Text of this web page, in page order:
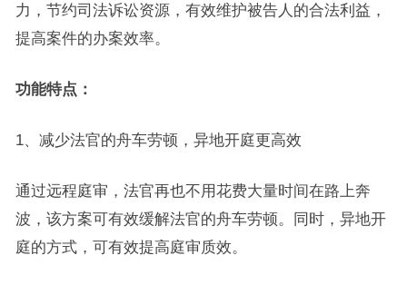
力，节约司法诉讼资源，有效维护被告人的合法利益，
提高案件的办案效率。
功能特点：
1、减少法官的舟车劳顿，异地开庭更高效
通过远程庭审，法官再也不用花费大量时间在路上奔
波，该方案可有效缓解法官的舟车劳顿。同时，异地开
庭的方式，可有效提高庭审质效。